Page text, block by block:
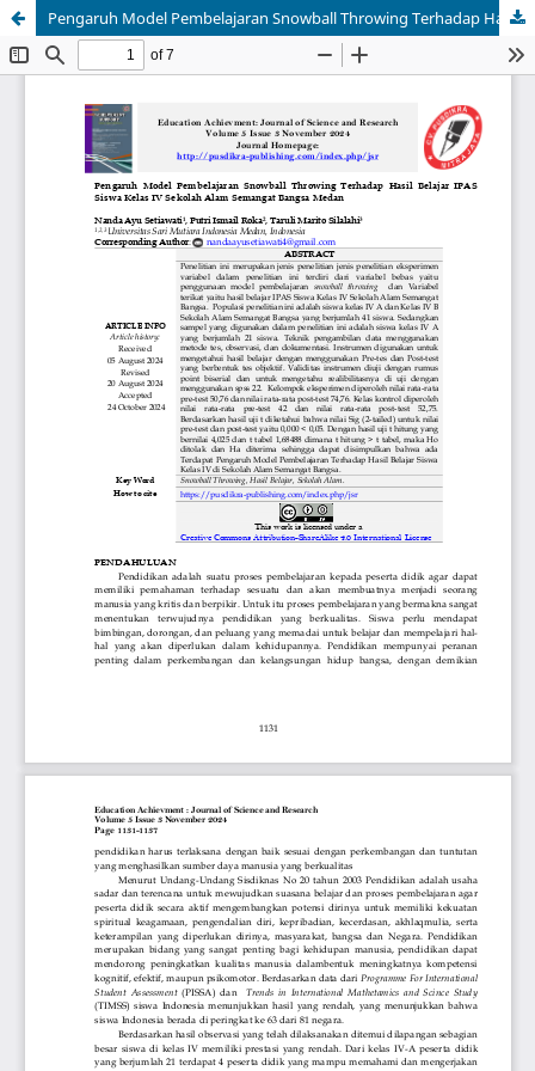
Pengaruh Model Pembelajaran Snowball Throwing Terhadap Hasil Belajar IPAS Siswa Kelas IV Sekolah Alam Semangat Bangsa Medan